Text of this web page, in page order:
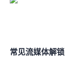
常见流媒体解锁